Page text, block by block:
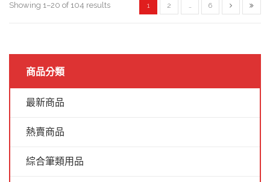
Showing 1–20 of 104 results 1 2 … 6
商品分類
最新商品
熱賣商品
綜合筆類用品